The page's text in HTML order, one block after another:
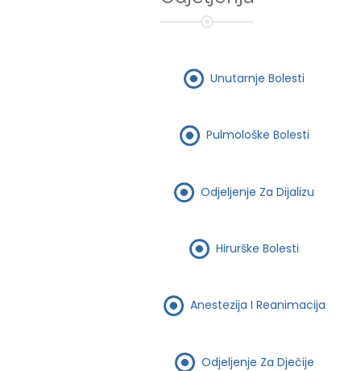
Unutarnje Bolesti
Pulmološke Bolesti
Odjeljenje Za Dijalizu
Hirurške Bolesti
Anestezija I Reanimacija
Odjeljenje Za Dječije